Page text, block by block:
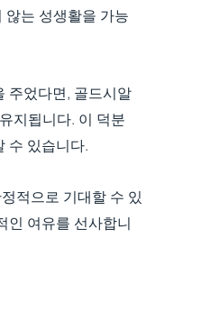
않는 성생활을 가능
주었다면, 골드시알
지됩니다. 이 덕분
수 있습니다.
적으로 기대할 수 있
인 여유를 선사합니